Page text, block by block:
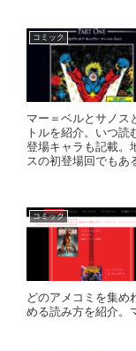
コミック
マー＝ベルとサノス
トルを紹介。いつ読
登場キャラも記載。
スの初登場回でもあ
コミック
どのアメコミを集め
める読み方を紹介。